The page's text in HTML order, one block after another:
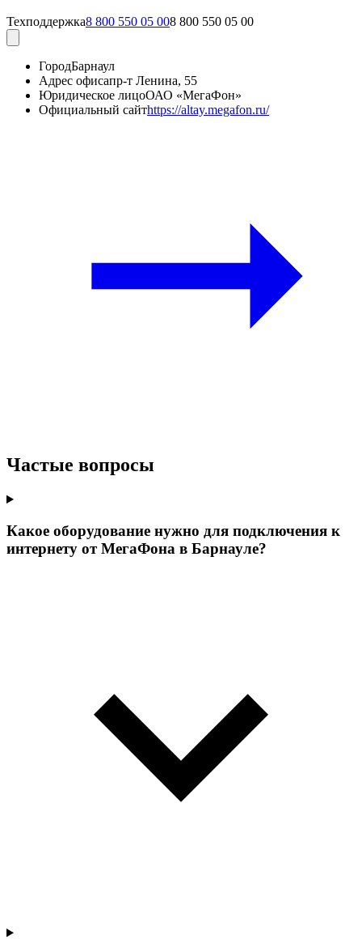
Техподдержка8 800 550 05 008 800 550 05 00
ГородБарнаул
Адрес офисапр-т Ленина, 55
Юридическое лицоОАО «МегаФон»
Официальный сайтhttps://altay.megafon.ru/
Частые вопросы
Какое оборудование нужно для подключения к
интернету от МегаФона в Барнауле?